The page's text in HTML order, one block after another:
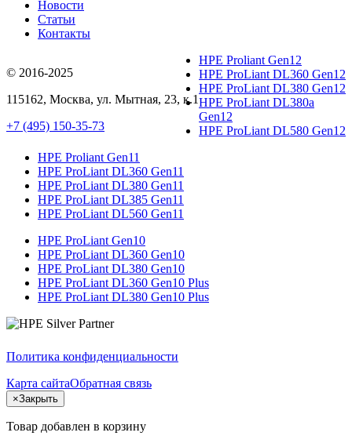
Новости
Статьи
Контакты
© 2016-2025
115162, Москва, ул. Мытная, 23, к.1
+7 (495) 150-35-73
HPE Proliant Gen12
HPE ProLiant DL360 Gen12
HPE ProLiant DL380 Gen12
HPE ProLiant DL380a
Gen12
HPE ProLiant DL580 Gen12
HPE Proliant Gen11
HPE ProLiant DL360 Gen11
HPE ProLiant DL380 Gen11
HPE ProLiant DL385 Gen11
HPE ProLiant DL560 Gen11
HPE ProLiant Gen10
HPE ProLiant DL360 Gen10
HPE ProLiant DL380 Gen10
HPE ProLiant DL360 Gen10 Plus
HPE ProLiant DL380 Gen10 Plus
Политика конфиденциальности
Карта сайтаОбратная связь
×Закрыть
Товар добавлен в корзину